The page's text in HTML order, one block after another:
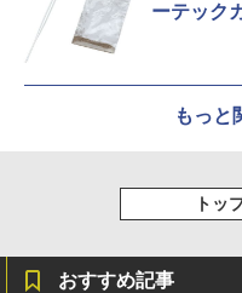
ーテック
もっと
トッ
おすすめ記事